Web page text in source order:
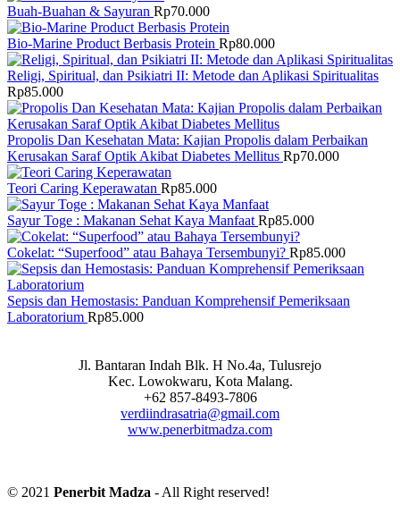
Buah-Buahan & Sayuran Rp70.000
Bio-Marine Product Berbasis Protein Rp80.000
Religi, Spiritual, dan Psikiatri II: Metode dan Aplikasi Spiritualitas
Rp85.000
Propolis Dan Kesehatan Mata: Kajian Propolis dalam Perbaikan
Kerusakan Saraf Optik Akibat Diabetes Mellitus Rp70.000
Teori Caring Keperawatan Rp85.000
Sayur Toge : Makanan Sehat Kaya Manfaat Rp85.000
Cokelat: “Superfood” atau Bahaya Tersembunyi? Rp85.000
Sepsis dan Hemostasis: Panduan Komprehensif Pemeriksaan
Laboratorium Rp85.000
Jl. Bantaran Indah Blk. H No.4a, Tulusrejo
Kec. Lowokwaru, Kota Malang.
+62 857-8493-7806
verdiindrasatria@gmail.com
www.penerbitmadza.com
© 2021 Penerbit Madza - All Right reserved!